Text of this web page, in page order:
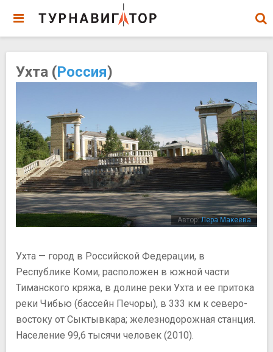
Ухта (Россия)
Автор:Лера Макеева
Ухта — город в Российской Федерации, в
Республике Коми, расположен в южной части
Тиманского кряжа, в долине реки Ухта и ее притока
реки Чибью (бассейн Печоры), в 333 км к северо-
востоку от Сыктывкара; железнодорожная станция.
Население 99,6 тысячи человек (2010).